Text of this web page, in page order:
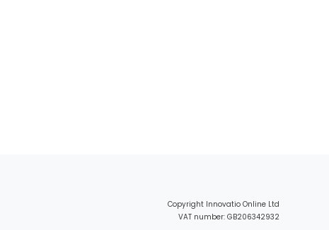
Copyright Innovatio Online Ltd
VAT number: GB206342932